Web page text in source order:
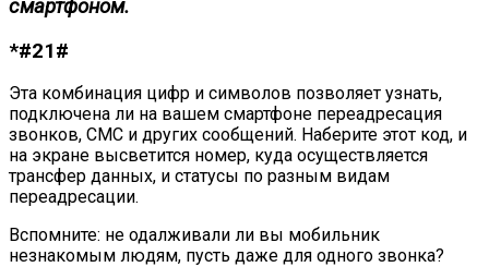
смартфоном.
*#21#
Эта комбинация цифр и символов позволяет узнать,
подключена ли на вашем смартфоне переадресация
звонков, СМС и других сообщений. Наберите этот код, и
на экране высветится номер, куда осуществляется
трансфер данных, и статусы по разным видам
переадресации.
Вспомните: не одалживали ли вы мобильник
незнакомым людям, пусть даже для одного звонка?